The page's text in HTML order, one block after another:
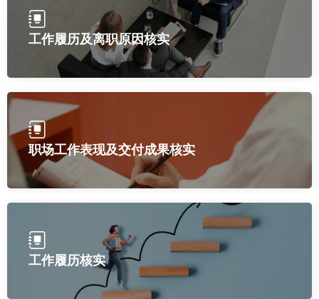
工作履历及离职原因核实
职场工作表现及交付成果核实
工作履历核实